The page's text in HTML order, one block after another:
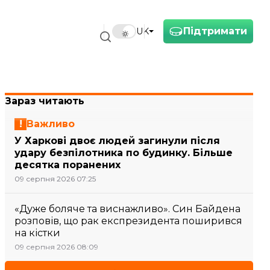
Підтримати
UK
Зараз читають
Важливо
У Харкові двоє людей загинули після
удару безпілотника по будинку. Більше
десятка поранених
09 серпня 2026 07:25
«Дуже боляче та виснажливо». Син Байдена
розповів, що рак експрезидента поширився
на кістки
09 серпня 2026 08:09